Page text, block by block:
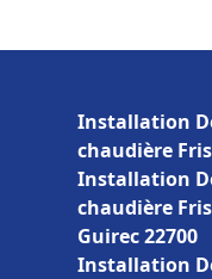
Installation
chaudière
Installation
chaudière
Guirec 22700
Installation